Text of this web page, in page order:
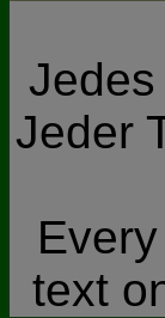
Jeder
text